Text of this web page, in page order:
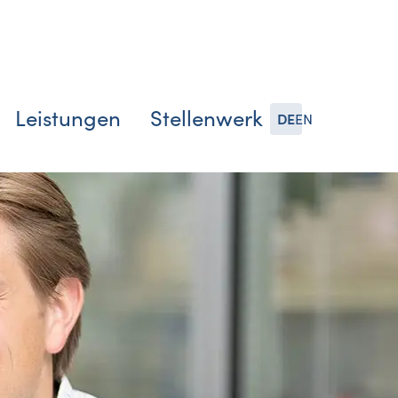
Leistungen Stellenwerk DEEN